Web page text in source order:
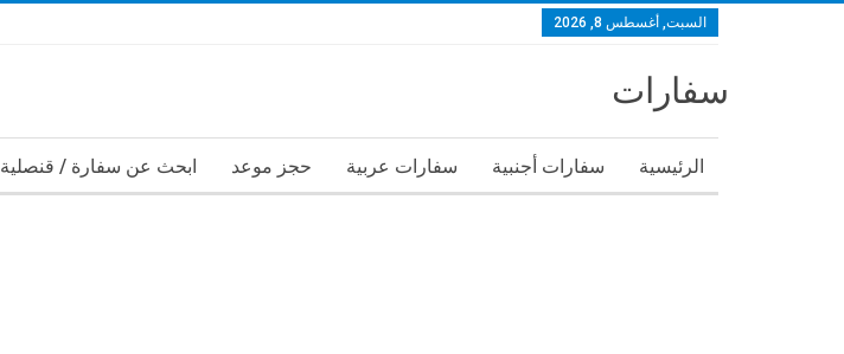
السبت, أغسطس 8, 2026
سفارات
الرئيسية سفارات أجنبية سفارات عربية حجز موعد ابحث عن سفارة / قنصلية